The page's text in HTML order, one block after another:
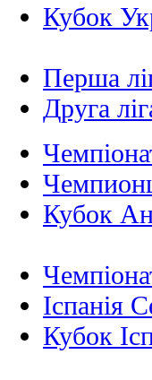
Кубок
Перша
Друга
Кубок
Іспанія
Кубок